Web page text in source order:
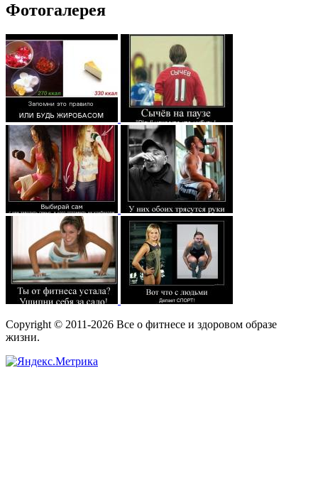
Фотогалерея
Copyright © 2011-2026 Все о фитнесе и здоровом образе
жизни.